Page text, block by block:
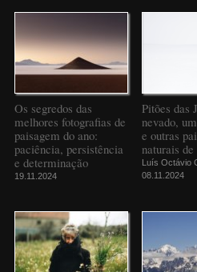
Os segredos das
melhores fotografias de
paisagem do ano:
paciência, persistência
e determinação
19.11.2024
Pitões das
nevado,
e outras
naturais
Luís Octávio
08.11.2024